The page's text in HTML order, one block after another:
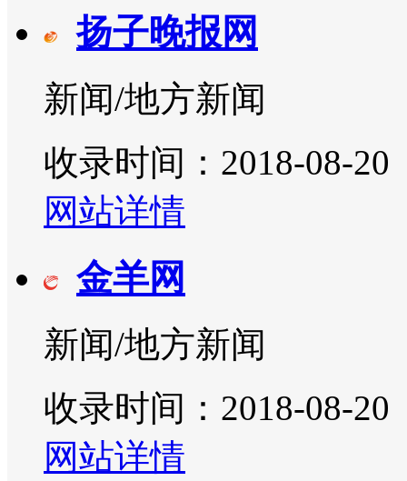
扬子晚报网
新闻/地方新闻
收录时间：2018-08-20
网站详情
金羊网
新闻/地方新闻
收录时间：2018-08-20
网站详情